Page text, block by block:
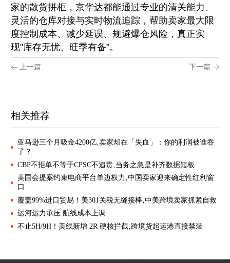
家的散货拼柜，京华达都能通过专业的清关能力、
灵活的仓库对接与实时物流追踪，帮助卖家最大限
度控制成本、减少延误、规避爆仓风险，真正实
现"库存无忧、旺季有备”。
上一篇 下一篇
相关推荐
亚马逊三个月吸金4200亿‚卖家却在「失血」：你的利润被谁吞
了？
CBP不拒单不等于CPSC不追责‚当务之急是补齐数据短板
美国会提案约束电商平台单边权力‚中国卖家迎来确定性红利窗
口
覆盖99%进口贸易！美301关税无缝接棒‚中美跨境卖家抓紧自救
运河运力承压 航线成本上调
不止5H/9H！美线新增 2R 硬核拦截‚跨境货起运港直接禁装